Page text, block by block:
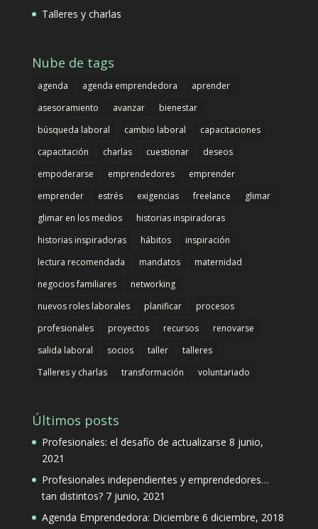
Talleres y charlas
Nube de tags
agenda agenda emprendedora
aprender
asesoramiento
avanzar
bienestar
búsqueda laboral
cambio laboral
capacitaciones
capacitación
charlas cuestionar
deseos
empoderarse
emprendedores
emprender
emprender
estrés exigencias freelance
glimar
glimar en los medios
historias inspiradoras
historias inspiradoras
hábitos
inspiración
lectura recomendada
mandatos
maternidad
negocios familiares
networking
nuevos roles laborales
planificar
procesos
profesionales
proyectos recursos
renovarse
salida laboral
socios taller
talleres
Talleres y charlas
transformación voluntariado
Últimos posts
Profesionales: el desafío de actualizarse 8 junio,
2021
Profesionales independientes y emprendedores…
tan distintos? 7 junio, 2021
Agenda Emprendedora: Diciembre 6 diciembre, 2018